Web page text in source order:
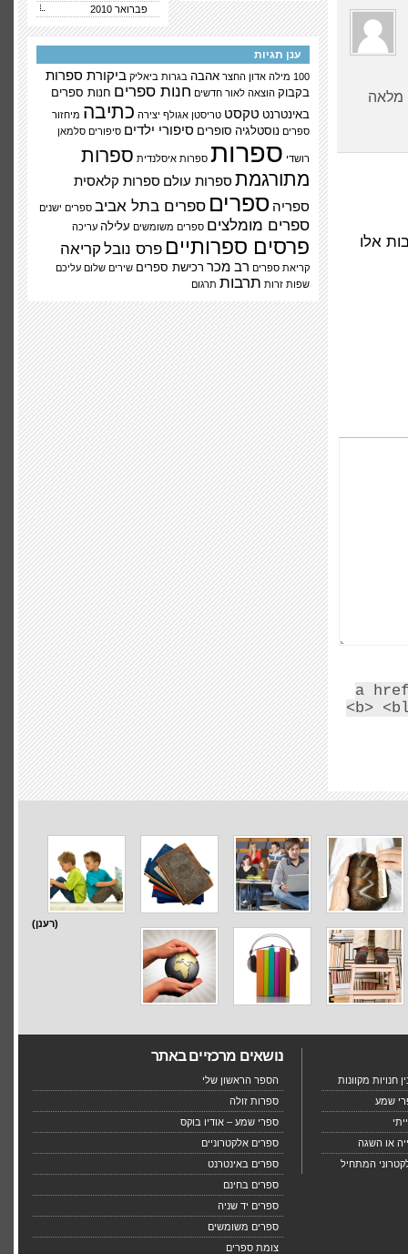
מלאה
אלו
<a
<b>
פברואר 2010
ענן תגיות
100 מילה אדון החצר אהבה בגרות ביאליק ביקורת ספרות
בקבוק הוצאה לאור חדשים חנות ספרים חנות ספרים
באינטרנט טקסט טריסטן אגולף יצירה כתיבה מיחזור
ספרים נוסטלגיה סופרים סיפורי ילדים סיפורים סלמאן
רושדי ספרות ספרות איסלנדית ספרות
מתורגמת ספרות עולם ספרות קלאסית
ספריה ספרים ספרים בתל אביב ספרים ישנים
ספרים מומלצים ספרים משומשים עלילה עריכה
פרסים ספרותיים פרס נובל קריאה
קריאת ספרים רב מכר רכישת ספרים שירים שלום עליכם
שפות זרות תרבות תרגום
(רענן)
חנויות מקוונות
שמע
או השגה
המתחיל
נושאים מרכזיים באתר
הספר הראשון שלי
ספרות זולה
ספרי שמע – אודיו בוקס
ספרים אלקטרוניים
ספרים באינטרנט
ספרים בחינם
ספרים יד שניה
ספרים משומשים
צומת ספרים